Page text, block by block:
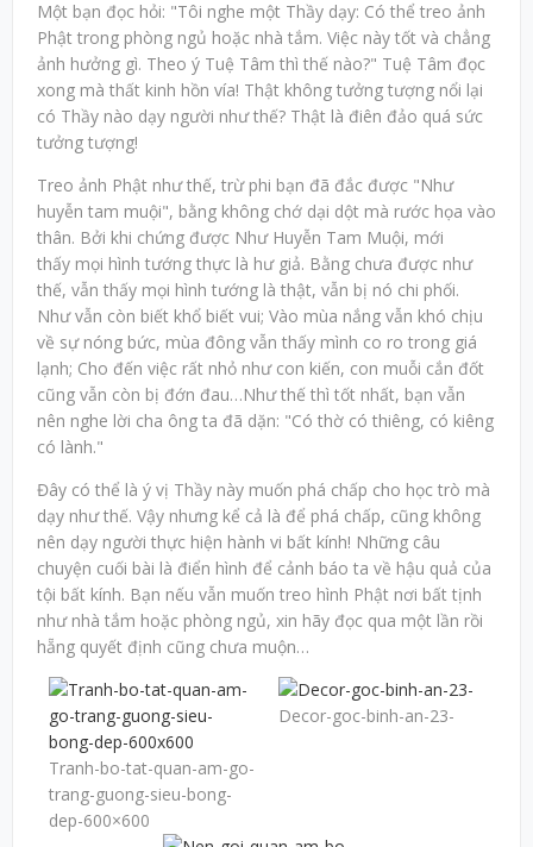
Một bạn đọc hỏi: "Tôi nghe một Thầy dạy: Có thể treo ảnh
Phật trong phòng ngủ hoặc nhà tắm. Việc này tốt và chẳng
ảnh hưởng gì. Theo ý Tuệ Tâm thì thế nào?" Tuệ Tâm đọc
xong mà thất kinh hồn vía! Thật không tưởng tượng nổi lại
có Thầy nào dạy người như thế? Thật là điên đảo quá sức
tưởng tượng!
Treo ảnh Phật như thế, trừ phi bạn đã đắc được "Như
huyễn tam muội", bằng không chớ dại dột mà rước họa vào
thân. Bởi khi chứng được Như Huyễn Tam Muội, mới
thấy mọi hình tướng thực là hư giả. Bằng chưa được như
thế, vẫn thấy mọi hình tướng là thật, vẫn bị nó chi phối.
Như vẫn còn biết khổ biết vui; Vào mùa nắng vẫn khó chịu
về sự nóng bức, mùa đông vẫn thấy mình co ro trong giá
lạnh; Cho đến việc rất nhỏ như con kiến, con muỗi cắn đốt
cũng vẫn còn bị đớn đau…Như thế thì tốt nhất, bạn vẫn
nên nghe lời cha ông ta đã dặn: "Có thờ có thiêng, có kiêng
có lành."
Đây có thể là ý vị Thầy này muốn phá chấp cho học trò mà
dạy như thế. Vậy nhưng kể cả là để phá chấp, cũng không
nên dạy người thực hiện hành vi bất kính! Những câu
chuyện cuối bài là điển hình để cảnh báo ta về hậu quả của
tội bất kính. Bạn nếu vẫn muốn treo hình Phật nơi bất tịnh
như nhà tắm hoặc phòng ngủ, xin hãy đọc qua một lần rồi
hẵng quyết định cũng chưa muộn…
Tranh-bo-tat-quan-am-go-
trang-guong-sieu-bong-
dep-600×600
Decor-goc-binh-an-23-